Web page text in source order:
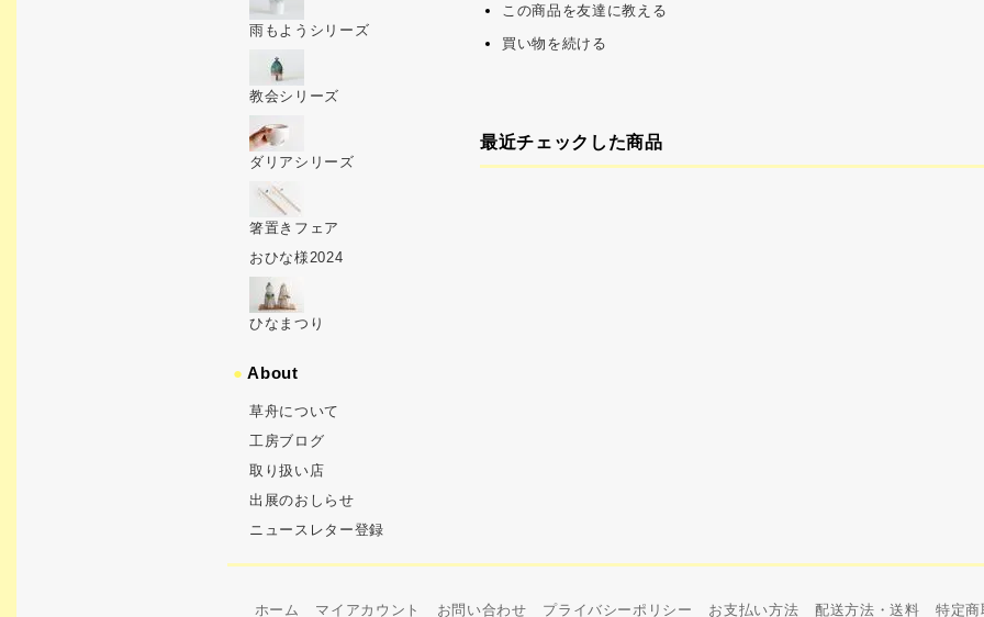
この商品を友達に教える
買い物を続ける
最近チェックした商品
雨もようシリーズ
教会シリーズ
ダリアシリーズ
箸置きフェア
おひな様2024
ひなまつり
●About
草舟について
工房ブログ
取り扱い店
出展のおしらせ
ニュースレター登録
ホーム マイアカウント お問い合わせ プライバシーポリシー お支払い方法 配送方法・送料 特定